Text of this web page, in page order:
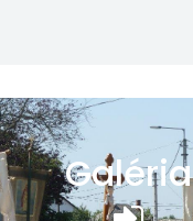
Galéria